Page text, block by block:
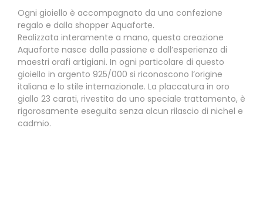
Ogni gioiello è accompagnato da una confezione
regalo e dalla shopper Aquaforte.
Realizzata interamente a mano, questa creazione
Aquaforte nasce dalla passione e dall’esperienza di
maestri orafi artigiani. In ogni particolare di questo
gioiello in argento 925/000 si riconoscono l’origine
italiana e lo stile internazionale. La placcatura in oro
giallo 23 carati, rivestita da uno speciale trattamento, è
rigorosamente eseguita senza alcun rilascio di nichel e
cadmio.